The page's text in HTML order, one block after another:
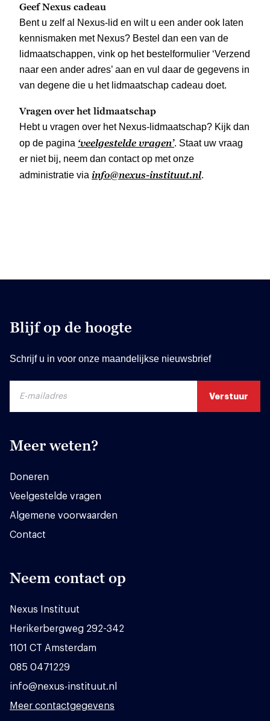
Geef Nexus cadeau
Bent u zelf al Nexus-lid en wilt u een ander ook laten
kennismaken met Nexus? Bestel dan een van de
lidmaatschappen, vink op het bestelformulier ‘Verzend
naar een ander adres’ aan en vul daar de gegevens in
van degene die u het lidmaatschap cadeau doet.
Vragen over het lidmaatschap
Hebt u vragen over het Nexus-lidmaatschap? Kijk dan
op de pagina ‘veelgestelde vragen’. Staat uw vraag
er niet bij, neem dan contact op met onze
administratie via info@nexus-instituut.nl.
Blijf op de hoogte
Schrijf u in voor onze maandelijkse nieuwsbrief
Meer weten?
Doneren
Veelgestelde vragen
Algemene voorwaarden
Contact
Neem contact op
Nexus Instituut
Herikerbergweg 292-342
1101 CT Amsterdam
085 0471229
info@nexus-instituut.nl
Meer contactgegevens